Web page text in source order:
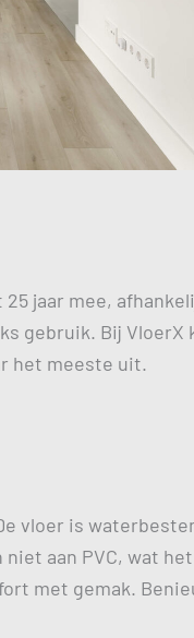
jaar mee,
gebruik. Bij
het meeste uit.
vloer is
aan PVC, wat
met gemak.